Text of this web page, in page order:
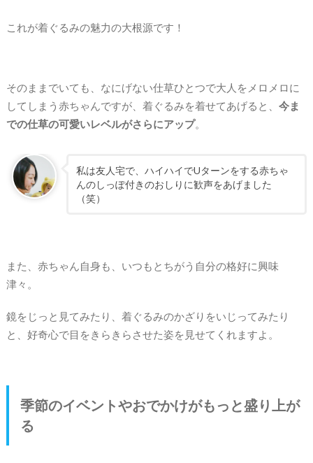
これが着ぐるみの魅力の大根源です！
そのままでいても、なにげない仕草ひとつで大人をメロメロに
してしまう赤ちゃんですが、着ぐるみを着せてあげると、 今ま
での仕草の可愛いレベルがさらにアップ。
私は友人宅で、ハイハイでUターンをする赤ちゃ
んのしっぽ付きのおしりに歓声をあげました
（笑）
また、赤ちゃん自身も、いつもとちがう自分の格好に興味
津々。
鏡をじっと見てみたり、着ぐるみのかざりをいじってみたり
と、好奇心で目をきらきらさせた姿を見せてくれますよ。
季節のイベントやおでかけがもっと盛り上が
る